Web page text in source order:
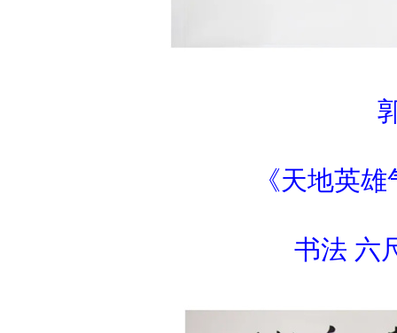
《天地英
书法 六